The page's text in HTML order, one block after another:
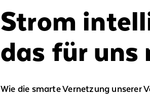
Strom
das für
Wie die smarte Vernetzung unserer